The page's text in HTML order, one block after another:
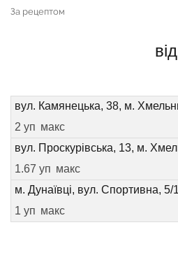
За рецептом
від
вул. Камянецька, 38, м.
2 уп макс
вул. Проскурівська, 13, м.
1.67 уп макс
м. Дунаївці, вул. Спортивна, 5/
1 уп макс